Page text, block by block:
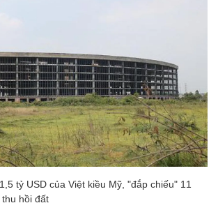
tỷ USD của Việt kiều Mỹ, "đắp chiếu" 11
thu hồi đất